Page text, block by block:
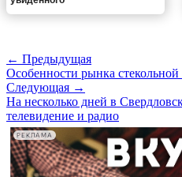
← Предыдущая
Особенности рынка
Следующая →
На несколько дней в
телевидение и радио
РЕКЛАМА